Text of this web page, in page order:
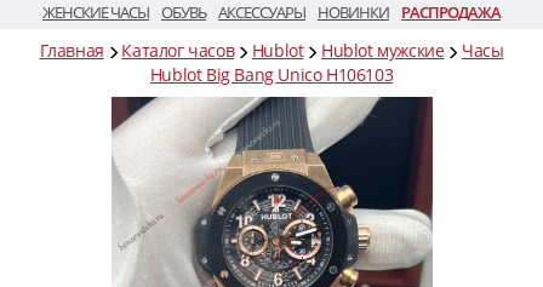
ЖЕНСКИЕ ЧАСЫ ОБУВЬ АКСЕССУАРЫ НОВИНКИ РАСПРОДАЖА
Главная Каталог часов Hublot Hublot мужские
Часы
Hublot Big Bang Unico H106103